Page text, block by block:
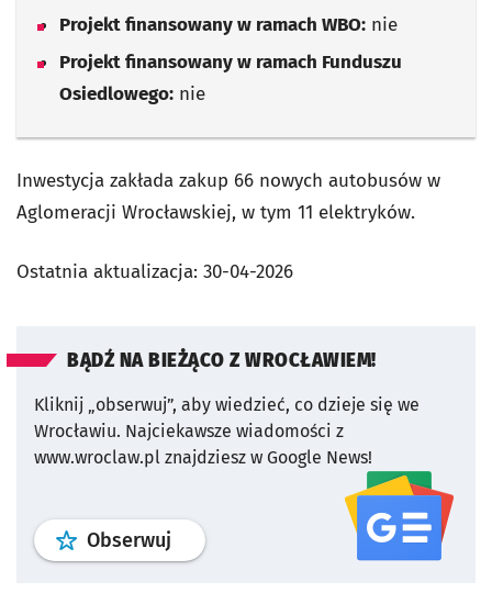
Projekt finansowany w ramach WBO: nie
Projekt finansowany w ramach Funduszu
Osiedlowego: nie
Inwestycja zakłada zakup 66 nowych autobusów w
Aglomeracji Wrocławskiej, w tym 11 elektryków.
Ostatnia aktualizacja: 30-04-2026
BĄDŹ NA BIEŻĄCO Z WROCŁAWIEM!
Kliknij „obserwuj”, aby wiedzieć, co dzieje się we
Wrocławiu. Najciekawsze wiadomości z
www.wroclaw.pl znajdziesz w Google News!
Obserwuj profil serwisu